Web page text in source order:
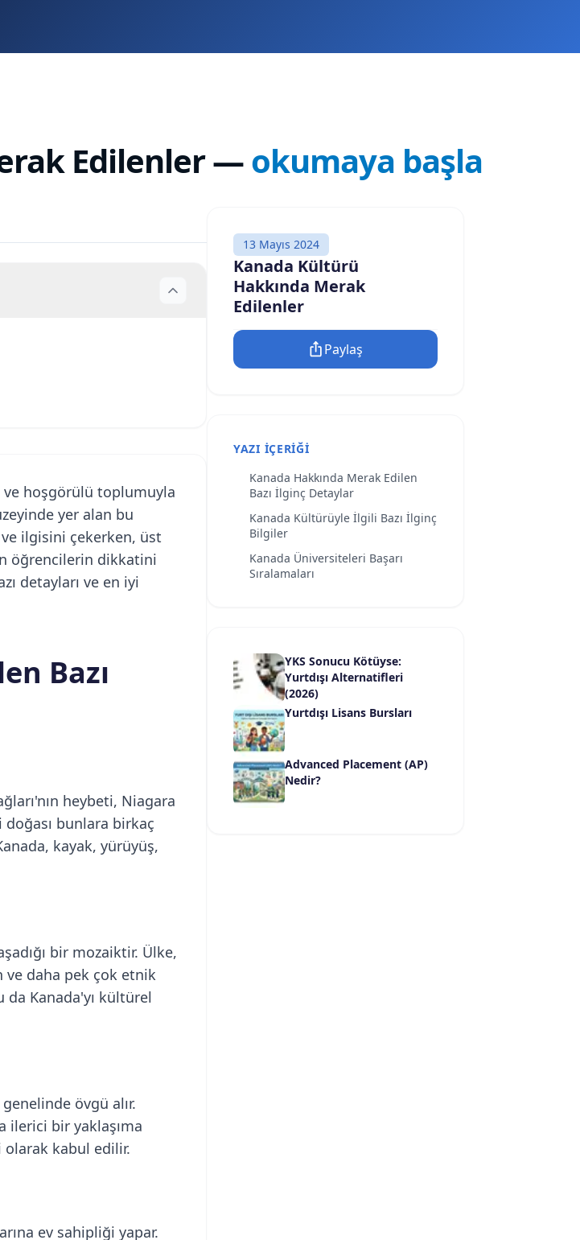
Edilenler—okumaya başla
hoşgörülü toplumuyla
yer alan bu
ilgisini çekerken, üst
öğrencilerin dikkatini
detayları ve en iyi
Bazı
heybeti, Niagara
doğası bunlara birkaç
kayak, yürüyüş,
bir mozaiktir. Ülke,
ve daha pek çok etnik
Kanada'yı kültürel
övgü alır.
ilerici bir yaklaşıma
olarak kabul edilir.
ev sahipliği yapar.
13 Mayıs 2024
Kanada Kültürü
Hakkında Merak
Edilenler
Paylaş
YAZI İÇERIĞI
Kanada Hakkında Merak Edilen
Bazı İlginç Detaylar
Kanada Kültürüyle İlgili Bazı İlginç
Bilgiler
Kanada Üniversiteleri Başarı
Sıralamaları
YKS Sonucu Kötüyse:
Yurtdışı Alternatifleri
(2026)
Yurtdışı Lisans Bursları
Advanced Placement (AP)
Nedir?